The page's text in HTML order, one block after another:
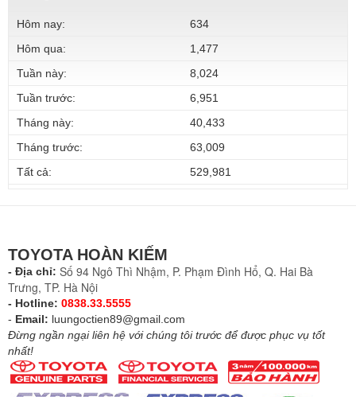
Hôm nay:
634
Hôm qua:
1,477
Tuần này:
8,024
Tuần trước:
6,951
Tháng này:
40,433
Tháng trước:
63,009
Tất cả:
529,981
TOYOTA HOÀN KIẾM
- Địa chỉ: Số 94 Ngô Thì Nhậm, P. Phạm Đình Hổ, Q. Hai Bà
Trưng, TP. Hà Nội
- Hotline: 0838.33.5555
- Email: luungoctien89@gmail.com
Đừng ngần ngại liên hệ với chúng tôi trước để được phục vụ tốt
nhất!